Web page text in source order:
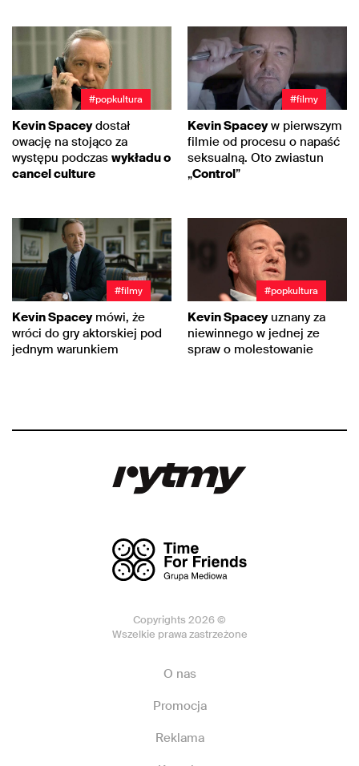
#popkultura
Kevin Spaceydostał
owację na stojąco za
występu podczas wykładu o
cancel culture
#filmy
Kevin Spaceyw pierwszym
filmie od procesu o napaść
seksualną. Oto zwiastun
„Control”
#filmy
Kevin Spaceymówi, że
wróci do gry aktorskiej pod
jednym warunkiem
#popkultura
Kevin Spaceyuznany za
niewinnego w jednej ze
spraw o molestowanie
Copyrights 2026 ©
Wszelkie prawa zastrzeżone
O nas
Promocja
Reklama